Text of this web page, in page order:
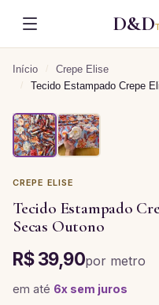
D&D
Início / Crepe Elise
/ Tecido Estampado Crepe
CREPE ELISE
Tecido Estampado
Secas Outono
R$ 39,90por metro
em até 6x sem juros